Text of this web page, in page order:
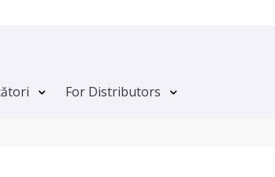
For Distributors